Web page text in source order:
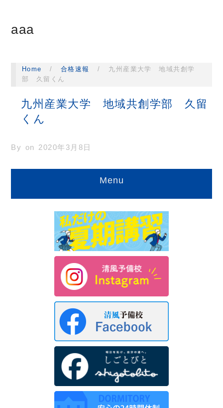
aaa
Home / 合格速報 /
九州産業大学 地域共創学
部 久留くん
九州産業大学 地域共創学部 久留
くん
By on 2020年3月8日
Menu